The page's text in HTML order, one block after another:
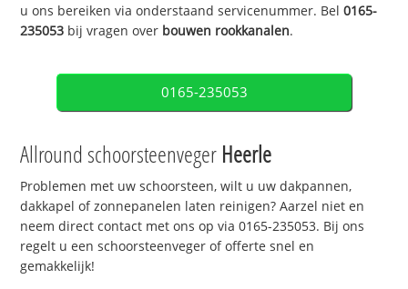
u ons bereiken via onderstaand servicenummer. Bel0165-
235053 bij vragen over bouwen rookkanalen.
0165-235053
Allround schoorsteenveger Heerle
Problemen met uw schoorsteen, wilt u uw dakpannen,
dakkapel of zonnepanelen laten reinigen? Aarzel niet en
neem direct contact met ons op via 0165-235053. Bij ons
regelt u een schoorsteenveger of offerte snel en
gemakkelijk!